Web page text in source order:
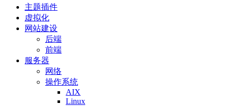
主题插件
虚拟化
网站建设
后端
前端
服务器
网络
操作系统
AIX
Linux